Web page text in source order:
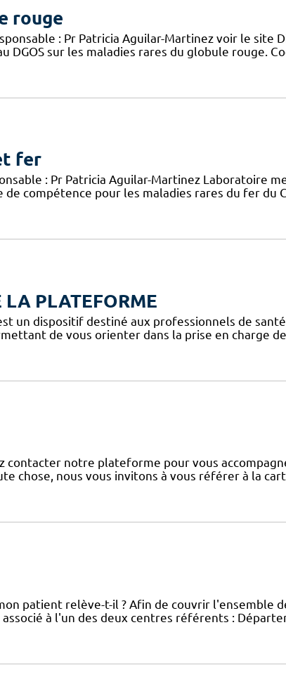
rouge
: Pr Patricia Aguilar-Martinez voir le site
DGOS sur les maladies rares du globule rouge.
fer
: Pr Patricia Aguilar-Martinez Laboratoire
compétence pour les maladies rares du fer du
LA PLATEFORME
un dispositif destiné aux professionnels de santé
de vous orienter dans la prise en charge
contacter notre plateforme pour vous
chose, nous vous invitons à vous référer à la
patient relève-t-il ? Afin de couvrir l'ensemble
à l'un des deux centres référents :